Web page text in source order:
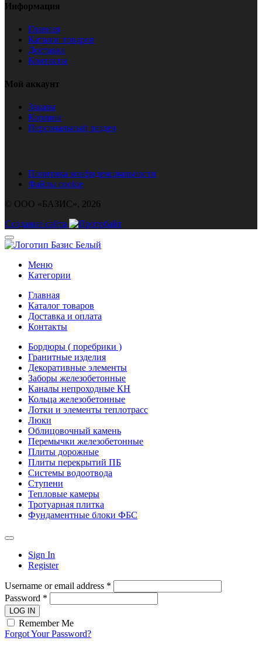
Информация
Главная
Каталог товаров
Доставка
Контакты
Мой аккаунт
Заказы
Корзина
Персональный раздел
Политика конфиденциальности
Файлы cookie
© ООО «БАЗИС», 2026
Создание сайта
Меню
Категории
Главная
Каталог товаров
Доставка и оплата
Контакты
Бордюры ( поребрики )
Гранитные изделия
Декоративные элементы
Заборы железобетонные
Каналы непроходные КН
Кольца железобетонные
Лотки и элементы теплотрасс
Люки
Облицовочный камень
Перемычки железобетонные
Плиты дорожные
Плиты перекрытий ПБ
Системы водоотвода
Ступени
Тепловые камеры
Тротуарная плитка
Фундаментные блоки ФБС
Sign In
Register
Username or email address *
Password *
LOG IN
Remember Me
Forgot Your Password?